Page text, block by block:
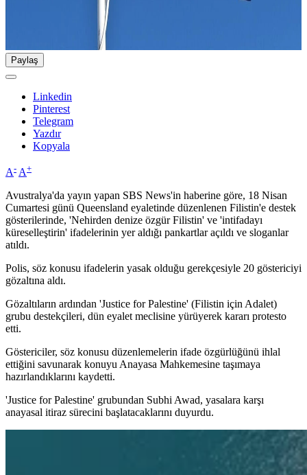
Paylaş
Linkedin
Pinterest
Telegram
Yazdır
Kopyala
A- A+
Avustralya'da yayın yapan SBS News'in haberine göre, 18 Nisan
Cumartesi günü Queensland eyaletinde düzenlenen Filistin'e destek
gösterilerinde, 'Nehirden denize özgür Filistin' ve 'intifadayı
küreselleştirin' ifadelerinin yer aldığı pankartlar açıldı ve sloganlar
atıldı.
Polis, söz konusu ifadelerin yasak olduğu gerekçesiyle 20 göstericiyi
gözaltına aldı.
Gözaltıların ardından 'Justice for Palestine' (Filistin için Adalet)
grubu destekçileri, dün eyalet meclisine yürüyerek kararı protesto
etti.
Göstericiler, söz konusu düzenlemelerin ifade özgürlüğünü ihlal
ettiğini savunarak konuyu Anayasa Mahkemesine taşımaya
hazırlandıklarını kaydetti.
'Justice for Palestine' grubundan Subhi Awad, yasalara karşı
anayasal itiraz sürecini başlatacaklarını duyurdu.